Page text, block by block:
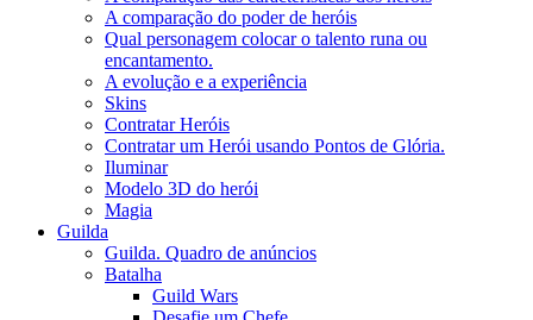
A comparação do poder de heróis
Qual personagem colocar o talento runa ou
encantamento.
A evolução e a experiência
Skins
Contratar Heróis
Contratar um Herói usando Pontos de Glória.
Iluminar
Modelo 3D do herói
Magia
Guilda
Guilda. Quadro de anúncios
Batalha
Guild Wars